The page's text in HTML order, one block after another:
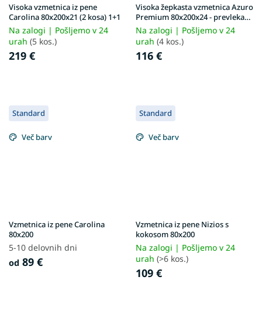
Visoka vzmetnica iz pene
Carolina 80x200x21 (2 kosa) 1+1
Na zalogi | Pošljemo v 24
urah (5 kos.)
219 €
Visoka žepkasta vzmetnica Azuro
Premium 80x200x24 - prevleka
Exclusive Premium
Na zalogi | Pošljemo v 24
urah (4 kos.)
116 €
Standard
Več barv
Vzmetnica iz pene Carolina
80x200
5-10 delovnih dni
od 89 €
Standard
Več barv
Vzmetnica iz pene Nizios s
kokosom 80x200
Na zalogi | Pošljemo v 24
urah (>6 kos.)
109 €